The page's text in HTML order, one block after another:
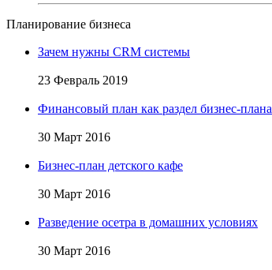
Планирование бизнеса
Зачем нужны CRM системы
23 Февраль 2019
Финансовый план как раздел бизнес-плана
30 Март 2016
Бизнес-план детского кафе
30 Март 2016
Разведение осетра в домашних условиях
30 Март 2016